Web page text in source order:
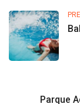
Parque